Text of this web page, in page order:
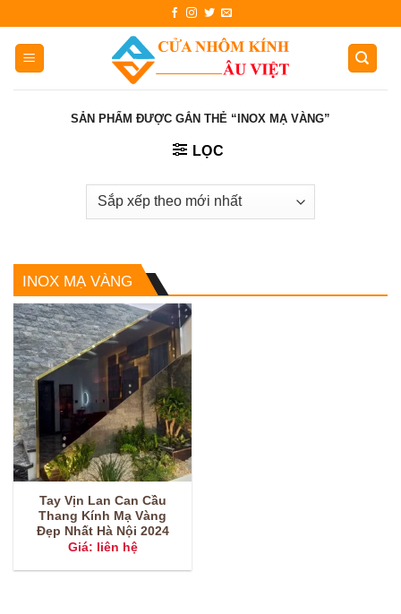
content
SẢN PHẨM ĐƯỢC GẮN THẺ “INOX MẠ VÀNG”
LỌC
INOX MẠ VÀNG
Tay Vịn Lan Can Cầu
Thang Kính Mạ Vàng
Đẹp Nhất Hà Nội 2024
Giá: liên hệ